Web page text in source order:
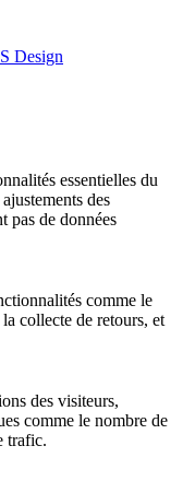
Design
essentielles du
des
pas de données
comme le
collecte de retours, et
des visiteurs,
comme le nombre de
trafic.